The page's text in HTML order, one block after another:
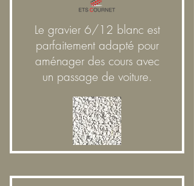
Le gravier 6/12 blanc est
parfaitement adapté pour
aménager des cours avec
un passage de voiture.